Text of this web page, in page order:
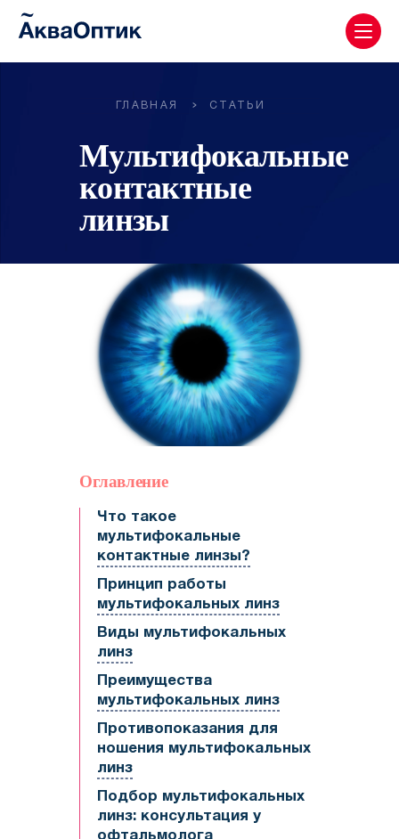
ГЛАВНАЯ СТАТЬИ
Мультифокальные
контактные
линзы
Оглавление
Что такое
мультифокальные
контактные линзы?
Принцип работы
мультифокальных линз
Виды мультифокальных
линз
Преимущества
мультифокальных линз
Противопоказания для
ношения мультифокальных
линз
Подбор мультифокальных
линз: консультация у
офтальмолога